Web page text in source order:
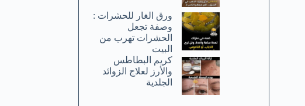
ورق الغار للحشرات :
وصفة تجعل
الحشرات تهرب من
البيت
كريم البطاطس
والأرز لعلاج الزوائد
الجلدية